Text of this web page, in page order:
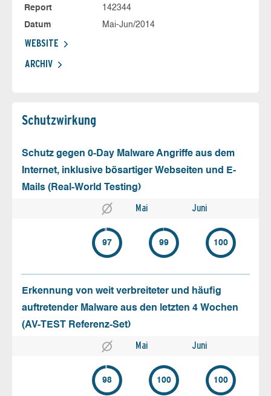
Report
142344
Datum
Mai-Jun/2014
WEBSITE
ARCHIV
Schutz­wirkung
Schutz gegen 0-Day Malware Angriffe aus dem
Internet, inklusive bösartiger Webseiten und E-
Mails (Real-World Testing)
Mai Juni
97 99 100
Erkennung von weit verbreiteter und häufig
auftretender Malware aus den letzten 4 Wochen
(AV-TEST Referenz-Set)
Mai Juni
98 100 100